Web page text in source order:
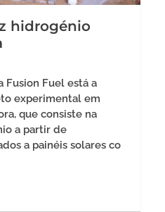
hidrogénio
Fusion Fuel está a
experimental em
que consiste na
a partir de
a painéis solares co